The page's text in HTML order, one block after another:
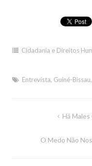
Cidadania e Direitos
Entrevista, Guiné-Bissau,
Navegação
artigos
Há Males
O Medo Não